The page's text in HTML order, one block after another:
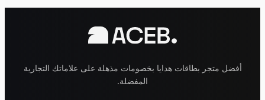
أفضل متجر بطاقات هدايا بخصومات مذهلة على علاماتك التجارية
المفضلة.